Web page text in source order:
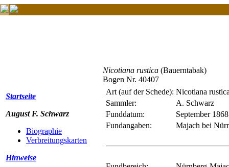
Startseite
August F. Schwarz
Biographie
Verbreitungskarten
Hinweise
Nicotiana rustica (Bauerntabak)
Bogen Nr. 40407
Art (auf der Schede): Nicotiana
Sammler:
A. Schwarz
Funddatum:
September 1868
Fundangaben:
Majach bei